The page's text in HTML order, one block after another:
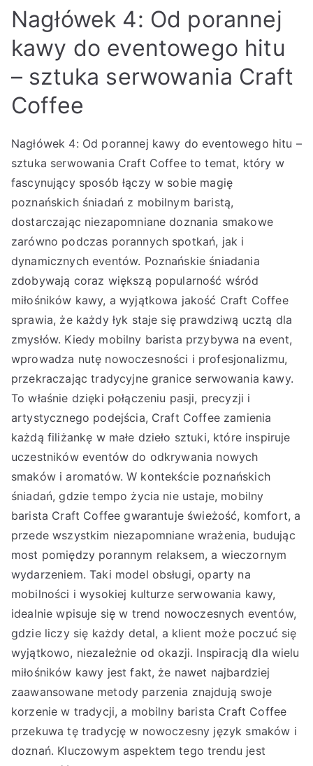
Nagłówek 4: Od porannej
kawy do eventowego hitu
– sztuka serwowania Craft
Coffee
Nagłówek 4: Od porannej kawy do eventowego hitu –
sztuka serwowania Craft Coffee to temat, który w
fascynujący sposób łączy w sobie magię
poznańskich śniadań z mobilnym baristą,
dostarczając niezapomniane doznania smakowe
zarówno podczas porannych spotkań, jak i
dynamicznych eventów. Poznańskie śniadania
zdobywają coraz większą popularność wśród
miłośników kawy, a wyjątkowa jakość Craft Coffee
sprawia, że każdy łyk staje się prawdziwą ucztą dla
zmysłów. Kiedy mobilny barista przybywa na event,
wprowadza nutę nowoczesności i profesjonalizmu,
przekraczając tradycyjne granice serwowania kawy.
To właśnie dzięki połączeniu pasji, precyzji i
artystycznego podejścia, Craft Coffee zamienia
każdą filiżankę w małe dzieło sztuki, które inspiruje
uczestników eventów do odkrywania nowych
smaków i aromatów. W kontekście poznańskich
śniadań, gdzie tempo życia nie ustaje, mobilny
barista Craft Coffee gwarantuje świeżość, komfort, a
przede wszystkim niezapomniane wrażenia, budując
most pomiędzy porannym relaksem, a wieczornym
wydarzeniem. Taki model obsługi, oparty na
mobilności i wysokiej kulturze serwowania kawy,
idealnie wpisuje się w trend nowoczesnych eventów,
gdzie liczy się każdy detal, a klient może poczuć się
wyjątkowo, niezależnie od okazji. Inspiracją dla wielu
miłośników kawy jest fakt, że nawet najbardziej
zaawansowane metody parzenia znajdują swoje
korzenie w tradycji, a mobilny barista Craft Coffee
przekuwa tę tradycję w nowoczesny język smaków i
doznań. Kluczowym aspektem tego trendu jest